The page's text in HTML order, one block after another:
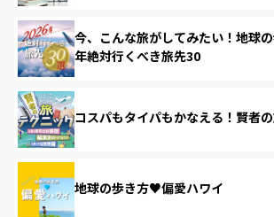
今、こんな旅がしてみたい！地球
年絶対行くべき旅先30
コスパもタイパもかなえる！賢者
地球の歩き方♥偏愛ハワイ